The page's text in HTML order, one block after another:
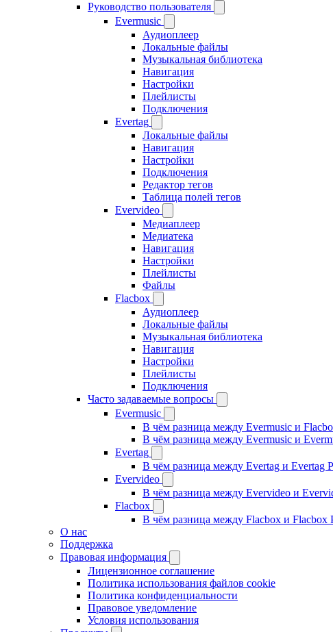
Руководство пользователя
Evermusic
Аудиоплеер
Локальные файлы
Музыкальная библиотека
Навигация
Настройки
Плейлисты
Подключения
Evertag
Локальные файлы
Навигация
Настройки
Подключения
Редактор тегов
Таблица полей тегов
Evervideo
Медиаплеер
Медиатека
Навигация
Настройки
Плейлисты
Файлы
Flacbox
Аудиоплеер
Локальные файлы
Музыкальная библиотека
Навигация
Настройки
Плейлисты
Подключения
Часто задаваемые вопросы
Evermusic
В чём разница между Evermusic и
В чём разница между Evermusic и
Evertag
В чём разница между Evertag и Evertag
Evervideo
В чём разница между Evervideo и
Flacbox
В чём разница между Flacbox и Flacbox
О нас
Поддержка
Правовая информация
Лицензионное соглашение
Политика использования файлов cookie
Политика конфиденциальности
Правовое уведомление
Условия использования